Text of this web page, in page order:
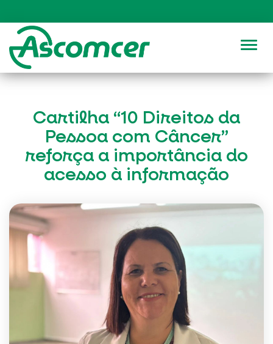
Cartilha “10 Direitos da
Pessoa com Câncer”
reforça a importância do
acesso à informação